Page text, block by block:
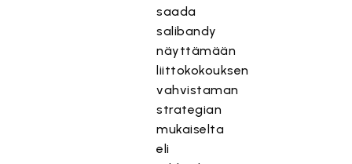
saada
salibandy
näyttämään
liittokokouksen
vahvistaman
strategian
mukaiselta
eli